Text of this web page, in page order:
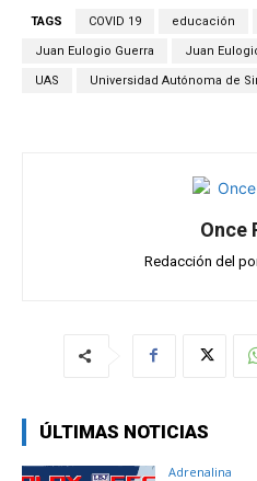
A
b
o
o
gr
a
m
TAGS COVID 19 educación
Juan Eulogio Guerra Juan
UAS Universidad Autónoma de
Once
Redacción del
ÚLTIMAS NOTICIAS
Adrenalina